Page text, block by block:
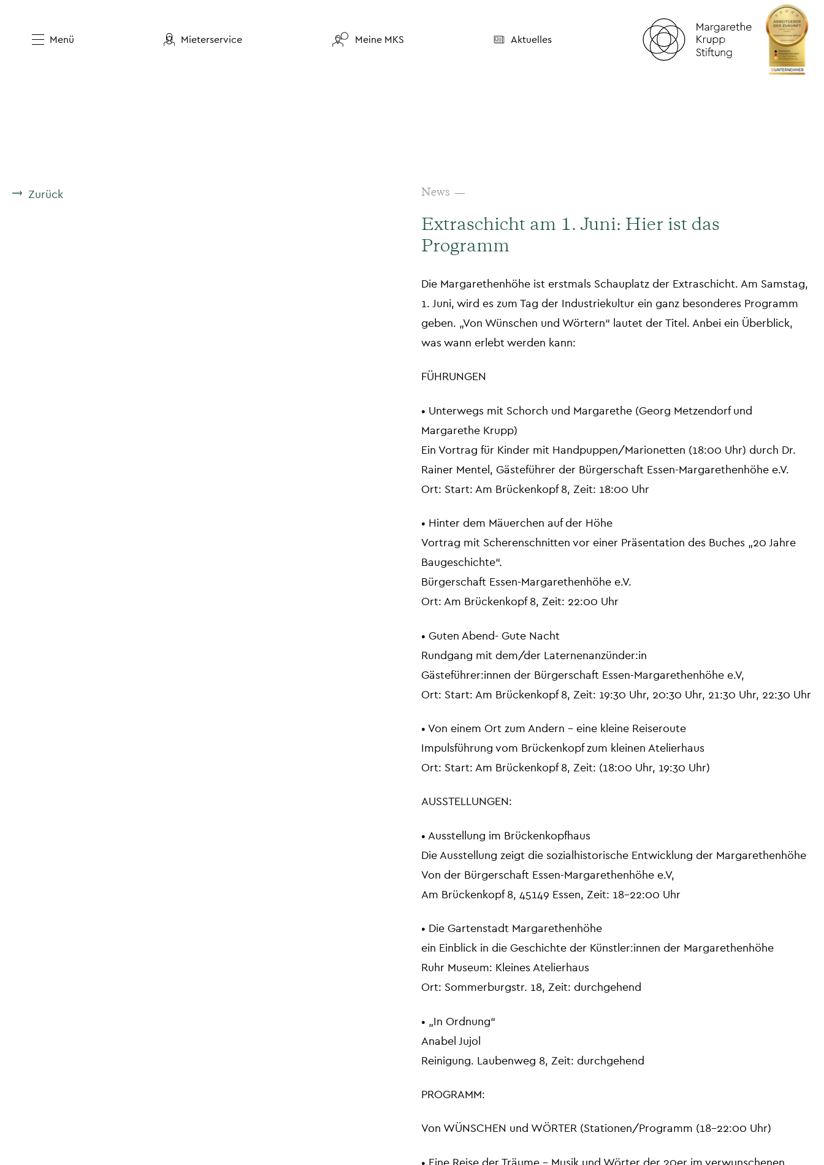
Menü Mieterservice Meine MKS Aktuelles
Zurück News
Extraschicht am 1. Juni: Hier ist das
Programm
Die Margarethenhöhe ist erstmals Schauplatz der Extraschicht. Am Samstag,
1. Juni, wird es zum Tag der Industriekultur ein ganz besonderes Programm
geben. „Von Wünschen und Wörtern“ lautet der Titel. Anbei ein Überblick,
was wann erlebt werden kann:
FÜHRUNGEN
• Unterwegs mit Schorch und Margarethe (Georg Metzendorf und
Margarethe Krupp)
Ein Vortrag für Kinder mit Handpuppen/Marionetten (18:00 Uhr) durch Dr.
Rainer Mentel, Gästeführer der Bürgerschaft Essen-Margarethenhöhe e.V.
Ort: Start: Am Brückenkopf 8, Zeit: 18:00 Uhr
• Hinter dem Mäuerchen auf der Höhe
Vortrag mit Scherenschnitten vor einer Präsentation des Buches „20 Jahre
Baugeschichte“.
Bürgerschaft Essen-Margarethenhöhe e.V.
Ort: Am Brückenkopf 8, Zeit: 22:00 Uhr
• Guten Abend- Gute Nacht
Rundgang mit dem/der Laternenanzünder:in
Gästeführer:innen der Bürgerschaft Essen-Margarethenhöhe e.V,
Ort: Start: Am Brückenkopf 8, Zeit: 19:30 Uhr, 20:30 Uhr, 21:30 Uhr, 22:30 Uhr
• Von einem Ort zum Andern – eine kleine Reiseroute
Impulsführung vom Brückenkopf zum kleinen Atelierhaus
Ort: Start: Am Brückenkopf 8, Zeit: (18:00 Uhr, 19:30 Uhr)
AUSSTELLUNGEN:
• Ausstellung im Brückenkopfhaus
Die Ausstellung zeigt die sozialhistorische Entwicklung der Margarethenhöhe
Von der Bürgerschaft Essen-Margarethenhöhe e.V,
Am Brückenkopf 8, 45149 Essen, Zeit: 18-22:00 Uhr
• Die Gartenstadt Margarethenhöhe
ein Einblick in die Geschichte der Künstler:innen der Margarethenhöhe
Ruhr Museum: Kleines Atelierhaus
Ort: Sommerburgstr. 18, Zeit: durchgehend
• „In Ordnung“
Anabel Jujol
Reinigung. Laubenweg 8, Zeit: durchgehend
PROGRAMM:
Von WÜNSCHEN und WÖRTER (Stationen/Programm (18-22:00 Uhr)
• Eine Reise der Träume – Musik und Wörter der 20er im verwunschenen